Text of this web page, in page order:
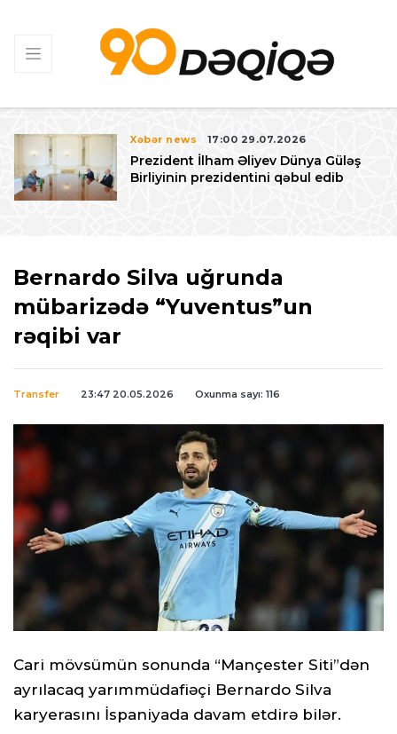
Xəbər news 17:00 29.07.2026
Prezident İlham Əliyev Dünya Güləş
Birliyinin prezidentini qəbul edib
Bernardo Silva uğrunda
mübarizədə “Yuventus”un
rəqibi var
Transfer 23:47 20.05.2026 Oxunma sayı: 116
Cari mövsümün sonunda “Mançester Siti”dən
ayrılacaq yarımmüdafiəçi Bernardo Silva
karyerasını İspaniyada davam etdirə bilər.